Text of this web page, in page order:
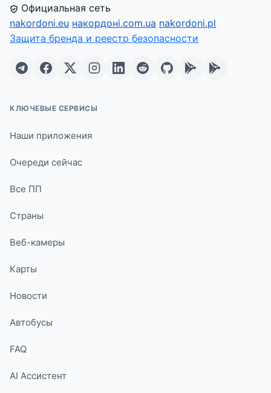
Официальная сеть
nakordoni.eu накордоні.com.ua nakordoni.pl
Защита бренда и реестр безопасности
КЛЮЧЕВЫЕ СЕРВИСЫ
Наши приложения
Очереди сейчас
Все ПП
Страны
Веб-камеры
Карты
Новости
Автобусы
FAQ
AI Ассистент